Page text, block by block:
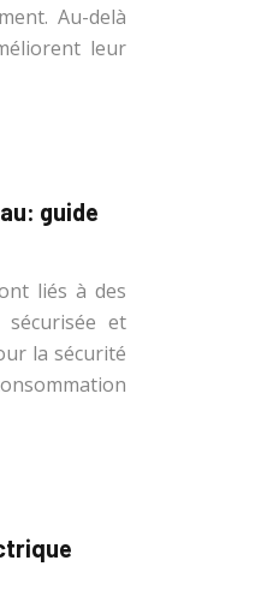
Au-delà
leur
guide
liés à des
sécurisée et
la sécurité